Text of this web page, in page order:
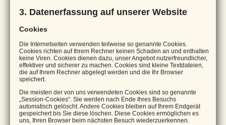
3. Datenerfassung auf unserer Website
Cookies
Die Internetseiten verwenden teilweise so genannte Cookies.
Cookies richten auf Ihrem Rechner keinen Schaden an und enthalten
keine Viren. Cookies dienen dazu, unser Angebot nutzerfreundlicher,
effektiver und sicherer zu machen. Cookies sind kleine Textdateien,
die auf Ihrem Rechner abgelegt werden und die Ihr Browser
speichert.
Die meisten der von uns verwendeten Cookies sind so genannte
„Session-Cookies“. Sie werden nach Ende Ihres Besuchs
automatisch gelöscht. Andere Cookies bleiben auf Ihrem Endgerät
gespeichert bis Sie diese löschen. Diese Cookies ermöglichen es
uns, Ihren Browser beim nächsten Besuch wiederzuerkennen.